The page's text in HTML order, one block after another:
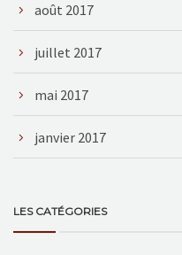
août 2017
juillet 2017
mai 2017
janvier 2017
LES CATÉGORIES